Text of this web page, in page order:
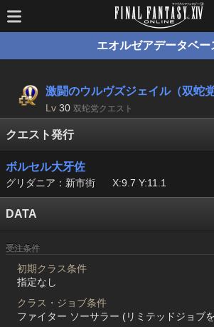
エオルゼアデータベー
激闘のウルヴズジェイル（双蛇党
Lv 30 双蛇党クエスト
クエスト発行
ボルセル大牙佐
グリダニア：新市街 X:9.7 Y:11.1
DATA
受注条件
初期クラス条件
指定なし
クラス・ジョブ条件
ファイター ソーサラー (リミテッドジョブ